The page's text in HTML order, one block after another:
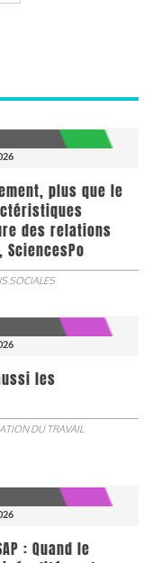
plus que le
des relations
SOCIALES
les
DU TRAVAIL
: Quand le